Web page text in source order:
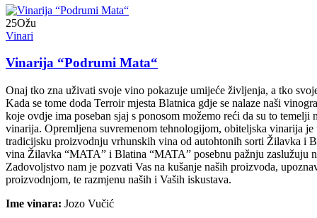
25Ožu
Vinari
Vinarija “Podrumi Mata“
Onaj tko zna uživati svoje vino pokazuje umijeće življenja, a tko
Kada se tome doda Terroir mjesta Blatnica gdje se nalaze naši
koje ovdje ima poseban sjaj s ponosom možemo reći da su to temelji
vinarija. Opremljena suvremenom tehnologijom, obiteljska vinarija je
tradicijsku proizvodnju vrhunskih vina od autohtonih sorti Žilavka i
vina Žilavka “MATA” i Blatina “MATA” posebnu pažnju zaslužuju
Zadovoljstvo nam je pozvati Vas na kušanje naših proizvoda,
proizvodnjom, te razmjenu naših i Vaših iskustava.
Ime vinara: Jozo Vučić